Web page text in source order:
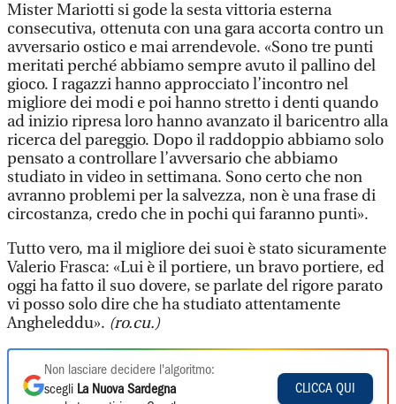
Mister Mariotti si gode la sesta vittoria esterna
consecutiva, ottenuta con una gara accorta contro un
avversario ostico e mai arrendevole. «Sono tre punti
meritati perché abbiamo sempre avuto il pallino del
gioco. I ragazzi hanno approcciato l’incontro nel
migliore dei modi e poi hanno stretto i denti quando
ad inizio ripresa loro hanno avanzato il baricentro alla
ricerca del pareggio. Dopo il raddoppio abbiamo solo
pensato a controllare l’avversario che abbiamo
studiato in video in settimana. Sono certo che non
avranno problemi per la salvezza, non è una frase di
circostanza, credo che in pochi qui faranno punti».
Tutto vero, ma il migliore dei suoi è stato sicuramente
Valerio Frasca: «Lui è il portiere, un bravo portiere, ed
oggi ha fatto il suo dovere, se parlate del rigore parato
vi posso solo dire che ha studiato attentamente
Angheleddu». (ro.cu.)
Non lasciare decidere l'algoritmo:
scegli La Nuova Sardegna
CLICCA QUI